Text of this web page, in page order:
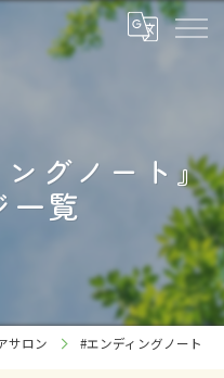
グノート』
一覧
サロン #エンディングノート